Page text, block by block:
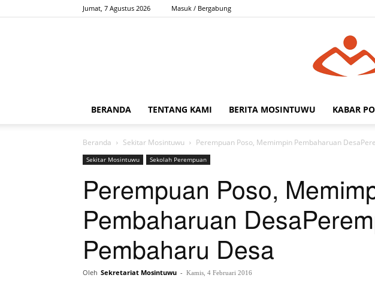
Jumat, 7 Agustus 2026 Masuk / Bergabung
BERANDA TENTANG KAMI BERITA MOSINTUWU KABAR
Beranda Sekitar Mosintuwu Perempuan Poso, Memimpin Pembaharuan
Sekitar Mosintuwu Sekolah Perempuan
Perempuan Poso,
Pembaharuan Desa
Pembaharu Desa
Oleh Sekretariat Mosintuwu - Kamis, 4 Februari 2016